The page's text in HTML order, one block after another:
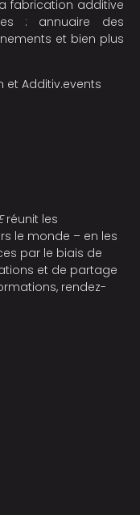
fabrication additive
: annuaire des
et bien plus
et Additiv.events
réunit les
le monde – en les
par le biais de
et de partage
rendez-